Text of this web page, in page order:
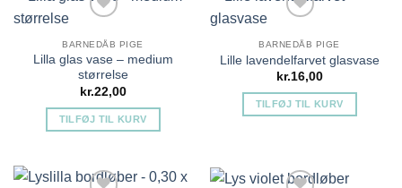
BARNEDÅB PIGE
Lilla glas vase – medium
størrelse
kr.22,00
TILFØJ TIL KURV
BARNEDÅB PIGE
Lille lavendelfarvet glasvase
kr.16,00
TILFØJ TIL KURV